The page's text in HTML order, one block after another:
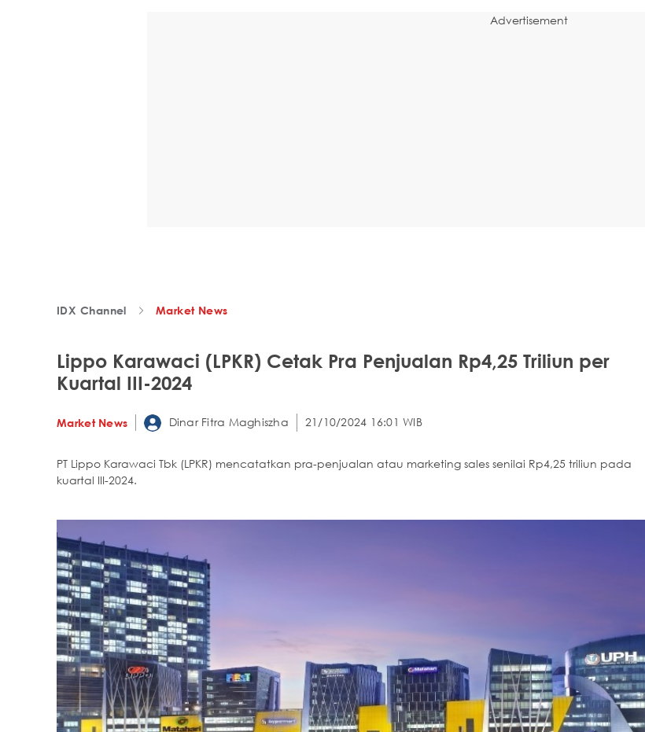
Advertisement
IDX Channel Market News
Lippo Karawaci (LPKR) Cetak Pra Penjualan Rp4,25 Triliun per
Kuartal III-2024
Market News Dinar Fitra Maghiszha 21/10/2024 16:01 WIB
PT Lippo Karawaci Tbk (LPKR) mencatatkan pra-penjualan atau marketing sales senilai Rp4,25 triliun pada
kuartal III-2024.